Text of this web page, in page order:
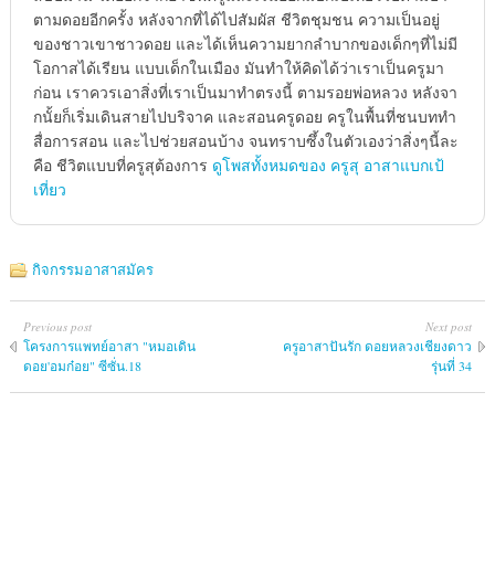
ตามดอยอีกครั้ง หลังจากที่ได้ไปสัมผัส ชีวิตชุมชน ความเป็นอยู่
ของชาวเขาชาวดอย และได้เห็นความยากลำบากของเด็กๆที่ไม่มี
โอกาสได้เรียน แบบเด็กในเมือง มันทำให้คิดได้ว่าเราเป็นครูมา
ก่อน เราควรเอาสิ่งที่เราเป็นมาทำตรงนี้ ตามรอยพ่อหลวง หลังจา
กนั้ยก็เริ่มเดินสายไปบริจาค และสอนครูดอย ครูในพื้นที่ชนบททำ
สื่อการสอน และไปช่วยสอนบ้าง จนทราบซึ้งในตัวเองว่าสิ่งๆนี้ละ
คือ ชีวิตแบบที่ครูสุต้องการ ดูโพสทั้งหมดของ ครูสุ อาสาแบกเป้
เที่ยว
กิจกรรมอาสาสมัคร
Previous post
โครงการแพทย์​อาสา​ "หมอเดิน​
ดอย'อมก๋อย​" ซีซั่น.18
Next post
ครูอาสาปันรัก ดอยหลวงเชียงดาว
รุ่นที่ 34